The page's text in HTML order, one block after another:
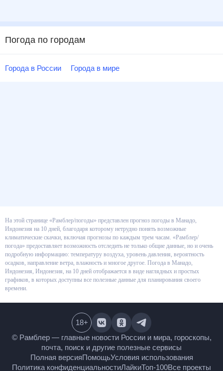
Погода по городам
Города в России Города в мире
На этой странице «Рамблер/погоды» представлен прогноз погоды в
Манадо, Индонезия на 10 дней, благодаря которому нетрудно понять
возможные климатические скачки, включая прогнозы по каждым трем
часам. «Рамблер/погода» предоставляет возможность отследить не
только общие данные, но и очень подробную информацию: температуру
воздуха, уровень давления, вероятность осадков, направление ветра,
влажность и многое другое. Погода в Манадо, Индонезия, Индонезия, на
10 дней отображается в виде наглядных и простых графиков, в которых
доступны все полезные данные для планирования своего времени.
© Рамблер — главные новости России и мира,
гороскопы, почта, поиск и другие полезные сервисы
Полная версияПомощьУсловия использования
Политика конфиденциальностиЛайкиТоп-100
18+